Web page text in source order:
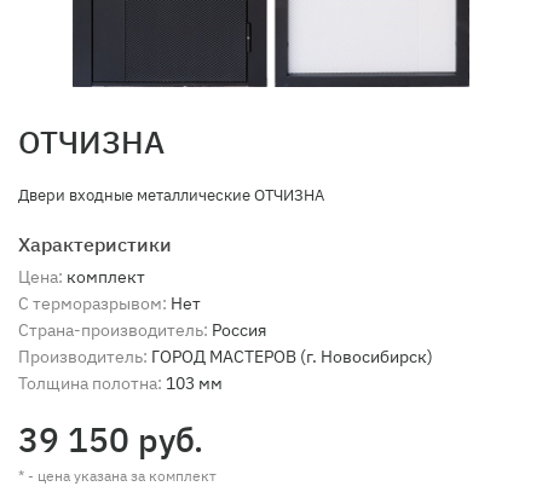
ОТЧИЗНА
Двери входные металлические ОТЧИЗНА
Характеристики
Цена: комплект
С терморазрывом: Нет
Страна-производитель: Россия
Производитель: ГОРОД МАСТЕРОВ (г. Новосибирск)
Толщина полотна: 103 мм
39 150 руб.
* - цена указана за комплект